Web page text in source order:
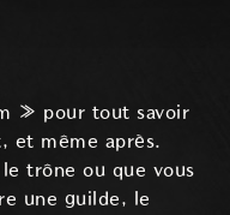
» pour tout savoir
et même après.
trône ou que vous
une guilde, le